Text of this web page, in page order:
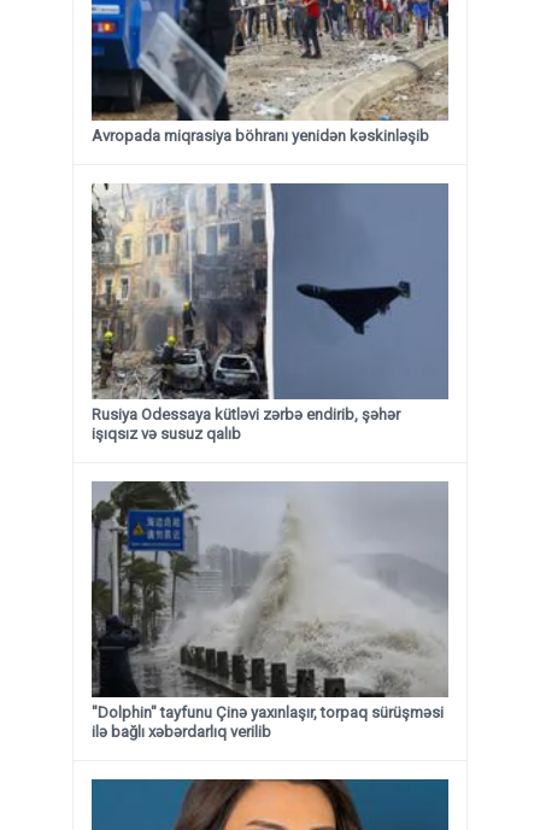
Avropada miqrasiya böhranı yenidən kəskinləşib
Rusiya Odessaya kütləvi zərbə endirib, şəhər
işıqsız və susuz qalıb
"Dolphin" tayfunu Çinə yaxınlaşır, torpaq sürüşməsi
ilə bağlı xəbərdarlıq verilib